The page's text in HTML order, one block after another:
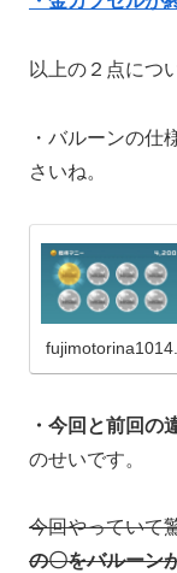
以上の２点につ
・バルーンの仕
さいね。
・今回と前回の
のせいです。
今回やっていて
の〇をバルーン